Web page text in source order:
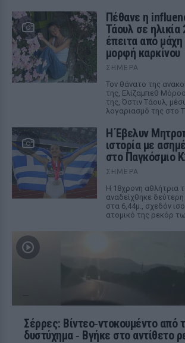
Πέθανε η
Τάουλ σε
έπειτα από
μορφή καρκίνου
ΣΉΜΕΡΑ
Τον θάνατο της
της, Ελίζαμπεθ
της, Όστιν Τάουλ,
λογαριασμό της στο
Η Έβελυν
ιστορία με
στο Παγκόσμιο
ΣΉΜΕΡΑ
Η 18χρονη αθλήτρια
αναδείχθηκε
στα 6,44μ., σχεδόν
ατομικό της ρεκόρ
Σέρρες: Βίντεο‑ντοκουμέντο από
δυστύχημα ‑ Βγήκε στο αντίθετο